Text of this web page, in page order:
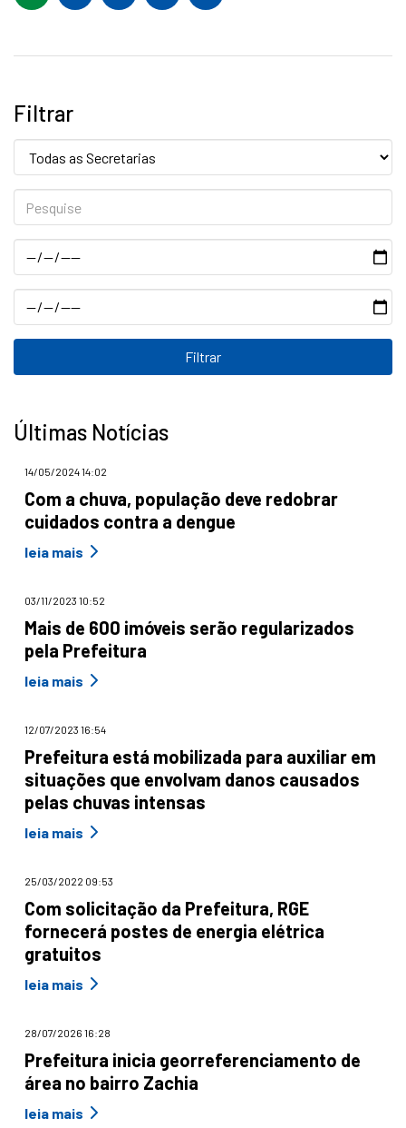
Filtrar
Data
Data
Últimas Notícias
14/05/2024 14:02
Com a chuva, população deve redobrar
cuidados contra a dengue
leia mais
03/11/2023 10:52
Mais de 600 imóveis serão regularizados
pela Prefeitura
leia mais
12/07/2023 16:54
Prefeitura está mobilizada para auxiliar em
situações que envolvam danos causados
pelas chuvas intensas
leia mais
25/03/2022 09:53
Com solicitação da Prefeitura, RGE
fornecerá postes de energia elétrica
gratuitos
leia mais
28/07/2026 16:28
Prefeitura inicia georreferenciamento de
área no bairro Zachia
leia mais